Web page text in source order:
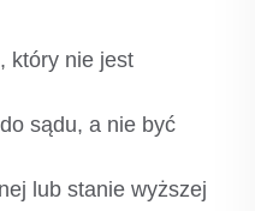
który nie jest
sądu, a nie być
lub stanie wyższej